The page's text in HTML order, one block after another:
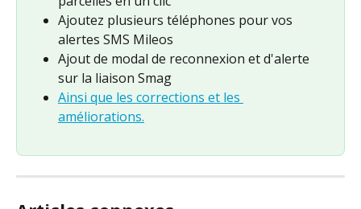
Ajoutez plusieurs téléphones pour vos
alertes SMS Mileos
Ajout de modal de reconnexion et d'alerte
sur la liaison Smag
Ainsi que les corrections et les
améliorations.